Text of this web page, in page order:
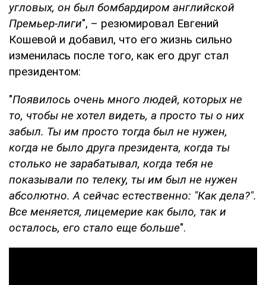
угловых, он был бомбардиром английской
Премьер-лиги", – резюмировал Евгений
Кошевой и добавил, что его жизнь сильно
изменилась после того, как его друг стал
президентом:
"Появилось очень много людей, которых не
то, чтобы не хотел видеть, а просто ты о них
забыл. Ты им просто тогда был не нужен,
когда не было друга президента, когда ты
столько не зарабатывал, когда тебя не
показывали по телеку, ты им был не нужен
абсолютно. А сейчас естественно: "Как дела?".
Все меняется, лицемерие как было, так и
осталось, его стало еще больше".